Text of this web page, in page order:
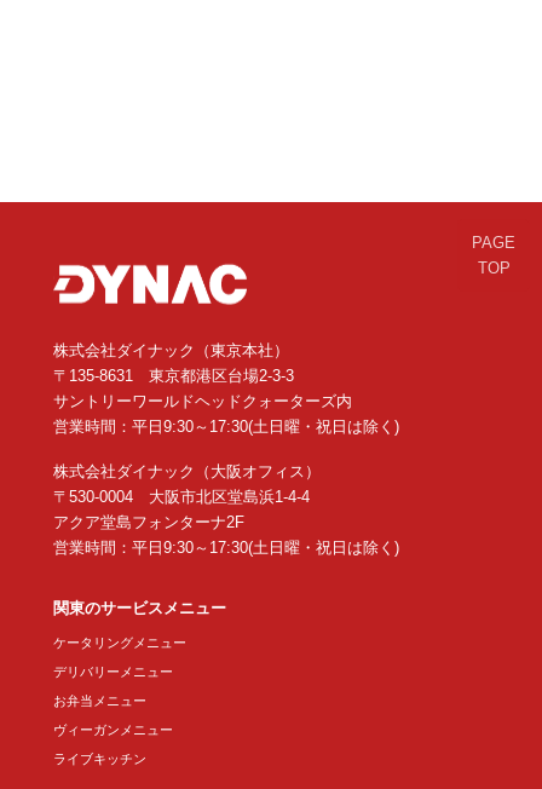
PAGE
TOP
株式会社ダイナック（東京本社）
〒135-8631 東京都港区台場2-3-3
サントリーワールドヘッドクォーターズ内
営業時間：平日9:30～17:30(土日曜・祝日は除く)
株式会社ダイナック（大阪オフィス）
〒530-0004 大阪市北区堂島浜1-4-4
アクア堂島フォンターナ2F
営業時間：平日9:30～17:30(土日曜・祝日は除く)
関東のサービスメニュー
ケータリングメニュー
デリバリーメニュー
お弁当メニュー
ヴィーガンメニュー
ライブキッチン